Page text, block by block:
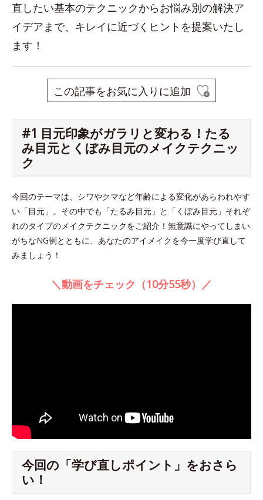
直したい基本のテクニックからお悩み別の解決ア
イデアまで、キレイに近づくヒントを提案いたし
ます！
この記事をお気に入りに追加
#1 目元印象がガラリと変わる！たる
み目元とくぼみ目元のメイクテクニッ
ク
今回のテーマは、シワやクマなど年齢による変化があらわれやす
い「目元」。その中でも「たるみ目元」と「くぼみ目元」それぞ
れのタイプのメイクテクニックをご紹介！無意識にやってしまい
がちなNG例とともに、あなたのアイメイクを今一度学び直して
みましょう！
＼動画をチェック（10分55秒）／
今回の「学び直しポイント」をおさら
い！